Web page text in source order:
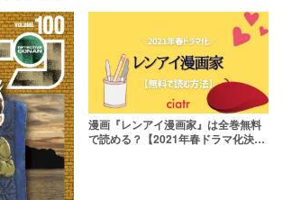
漫画『レンアイ漫画家』は全巻無料
で読める？【2021年春ドラマ化決